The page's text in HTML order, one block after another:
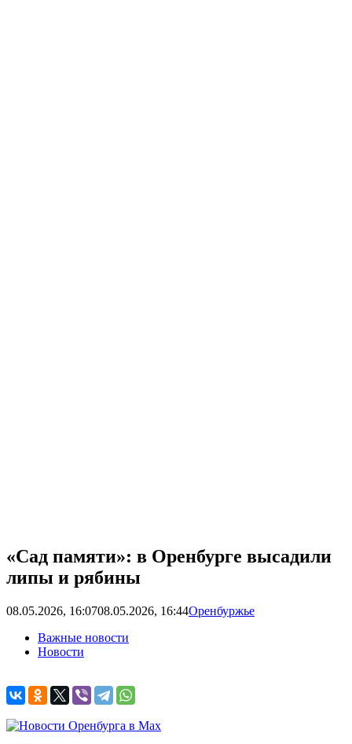
«Сад памяти»: в Оренбурге высадили
липы и рябины
08.05.2026, 16:0708.05.2026, 16:44Оренбуржье
Важные новости
Новости